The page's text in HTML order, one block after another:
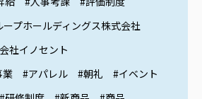
プホールディングス株式会社
社イノセント
業
#アパレル #朝礼
#イベント